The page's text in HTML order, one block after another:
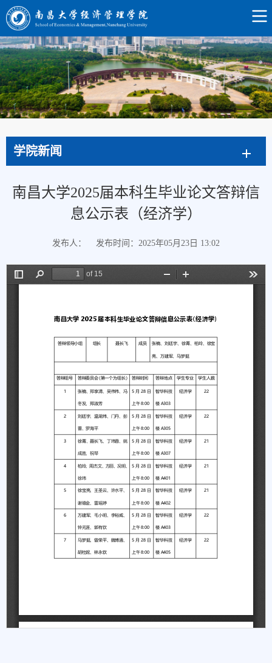
学院新闻
南昌大学2025届本科生毕业论文答辩信
息公示表（经济学）
发布人： 发布时间：2025年05月23日 13:02